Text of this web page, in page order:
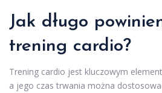
Jak długo
trening cardio?
Trening cardio jest kluczowym
a jego czas trwania można